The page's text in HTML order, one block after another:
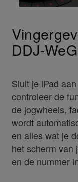
DDJ-
Sluit je iPad
controleer de
de jogwheels,
wordt
en alles wat je
het scherm van
en de nummer